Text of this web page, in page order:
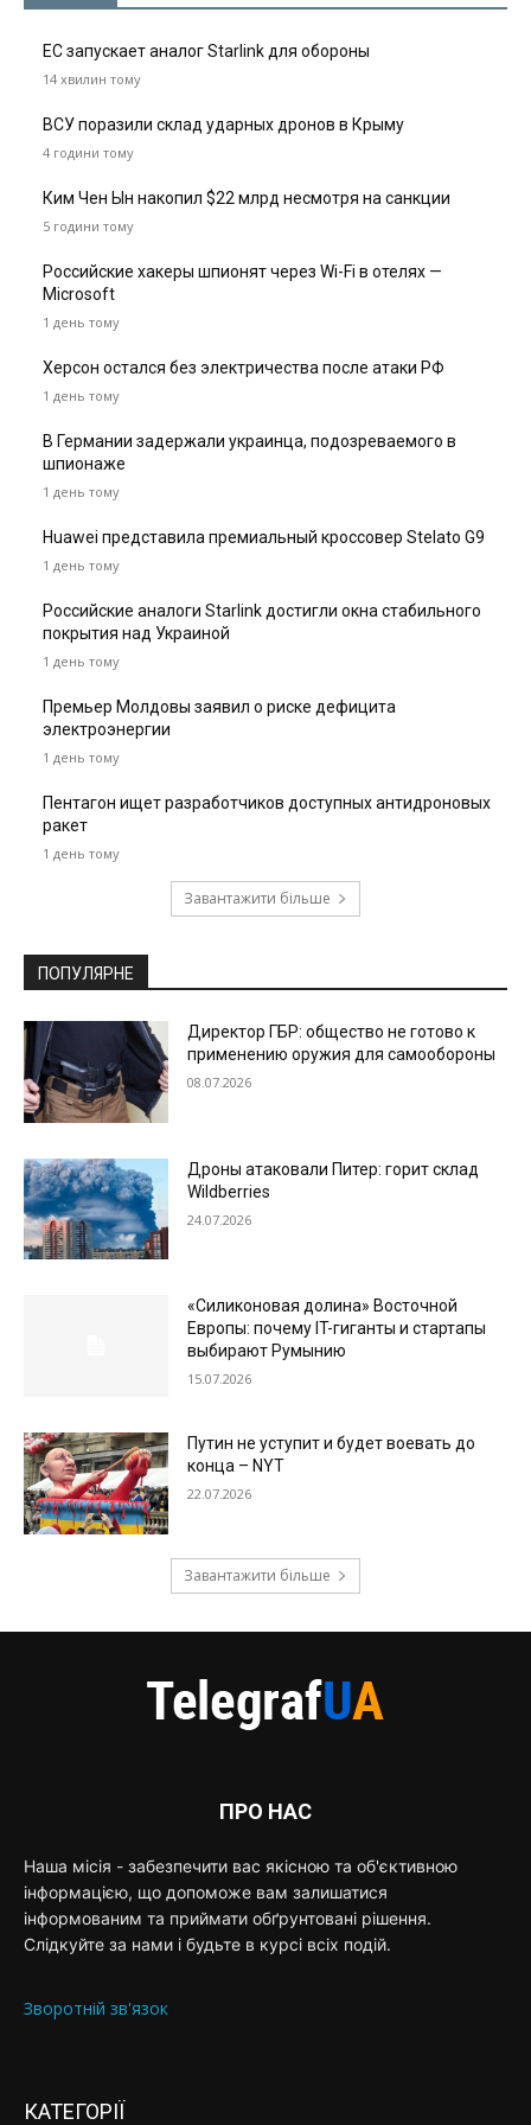
ЕС запускает аналог Starlink для обороны
14 хвилин тому
ВСУ поразили склад ударных дронов в Крыму
4 години тому
Ким Чен Ын накопил $22 млрд несмотря на санкции
5 години тому
Российские хакеры шпионят через Wi-Fi в отелях —
Microsoft
1 день тому
Херсон остался без электричества после атаки РФ
1 день тому
В Германии задержали украинца, подозреваемого в
шпионаже
1 день тому
Huawei представила премиальный кроссовер Stelato G9
1 день тому
Российские аналоги Starlink достигли окна стабильного
покрытия над Украиной
1 день тому
Премьер Молдовы заявил о риске дефицита
электроэнергии
1 день тому
Пентагон ищет разработчиков доступных антидроновых
ракет
1 день тому
Завантажити більше
ПОПУЛЯРНЕ
Директор ГБР: общество не готово к
применению оружия для самообороны
08.07.2026
Дроны атаковали Питер: горит склад
Wildberries
24.07.2026
«Силиконовая долина» Восточной
Европы: почему IT-гиганты и стартапы
выбирают Румынию
15.07.2026
Путин не уступит и будет воевать до
конца – NYT
22.07.2026
Завантажити більше
ПРО НАС
Наша місія - забезпечити вас якісною та об'єктивною
інформацією, що допоможе вам залишатися
інформованим та приймати обґрунтовані рішення.
Слідкуйте за нами і будьте в курсі всіх подій.
Зворотній зв'язок
КАТЕГОРІЇ